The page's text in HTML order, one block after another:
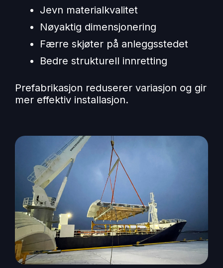
Jevn materialkvalitet
Nøyaktig dimensjonering
Færre skjøter på anleggsstedet
Bedre strukturell innretting
Prefabrikasjon reduserer variasjon og gir
mer effektiv installasjon.